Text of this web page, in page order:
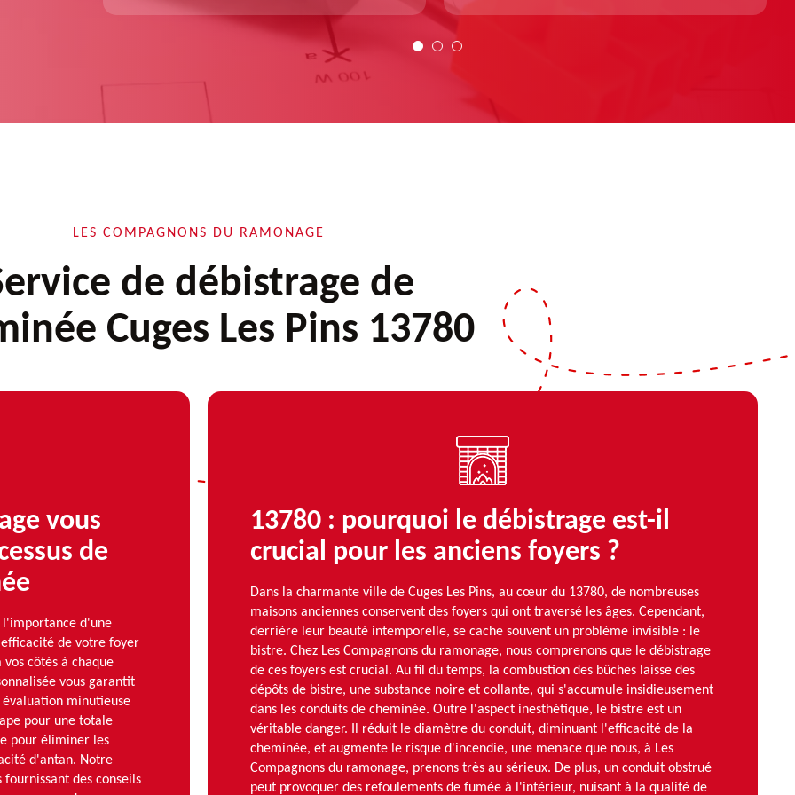
LES COMPAGNONS DU RAMONAGE
de débistrage de
Cuges Les Pins 13780
vous
de
l'importance d'une
de votre foyer
vos côtés à chaque
vous garantit
évaluation minutieuse
pour une totale
pour éliminer les
d'antan. Notre
des conseils
13780 : pourquoi le débistrage est-il
crucial pour les anciens foyers ?
Dans la charmante ville de Cuges Les Pins, au cœur du 13780, de nombreuses
maisons anciennes conservent des foyers qui ont traversé les âges. Cependant,
derrière leur beauté intemporelle, se cache souvent un problème invisible : le
bistre. Chez Les Compagnons du ramonage, nous comprenons que le débistrage
de ces foyers est crucial. Au fil du temps, la combustion des bûches laisse des
dépôts de bistre, une substance noire et collante, qui s'accumule insidieusement
dans les conduits de cheminée. Outre l'aspect inesthétique, le bistre est un
véritable danger. Il réduit le diamètre du conduit, diminuant l'efficacité de la
cheminée, et augmente le risque d'incendie, une menace que nous, à Les
Compagnons du ramonage, prenons très au sérieux. De plus, un conduit obstrué
peut provoquer des refoulements de fumée à l'intérieur, nuisant à la qualité de